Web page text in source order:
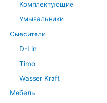
Комплектующие
Умывальники
Смесители
D-Lin
Timo
Wasser Kraft
Мебель